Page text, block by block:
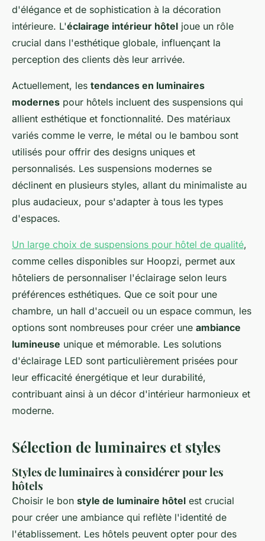
d'élégance et de sophistication à la décoration
intérieure. L'éclairage intérieur hôtel joue un rôle
crucial dans l'esthétique globale, influençant la
perception des clients dès leur arrivée.
Actuellement, les tendances en luminaires
modernes pour hôtels incluent des suspensions qui
allient esthétique et fonctionnalité. Des matériaux
variés comme le verre, le métal ou le bambou sont
utilisés pour offrir des designs uniques et
personnalisés. Les suspensions modernes se
déclinent en plusieurs styles, allant du minimaliste au
plus audacieux, pour s'adapter à tous les types
d'espaces.
Un large choix de suspensions pour hôtel de qualité,
comme celles disponibles sur Hoopzi, permet aux
hôteliers de personnaliser l'éclairage selon leurs
préférences esthétiques. Que ce soit pour une
chambre, un hall d'accueil ou un espace commun, les
options sont nombreuses pour créer une ambiance
lumineuse unique et mémorable. Les solutions
d'éclairage LED sont particulièrement prisées pour
leur efficacité énergétique et leur durabilité,
contribuant ainsi à un décor d'intérieur harmonieux et
moderne.
Sélection de luminaires et styles
Styles de luminaires à considérer pour les
hôtels
Choisir le bon style de luminaire hôtel est crucial
pour créer une ambiance qui reflète l'identité de
l'établissement. Les hôtels peuvent opter pour des